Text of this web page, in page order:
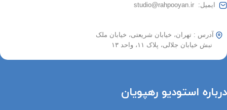
ایمیل: studio@rahpooyan.ir
آدرس : تهران، خیابان شریعتی، خیابان ملک
نبش خیابان جلالی، پلاک ۱۱، واحد ۱۳
درباره استودیو رهپویان